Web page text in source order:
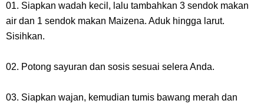
01. Siapkan wadah kecil, lalu tambahkan 3 sendok makan
air dan 1 sendok makan Maizena. Aduk hingga larut.
Sisihkan.
02. Potong sayuran dan sosis sesuai selera Anda.
03. Siapkan wajan, kemudian tumis bawang merah dan